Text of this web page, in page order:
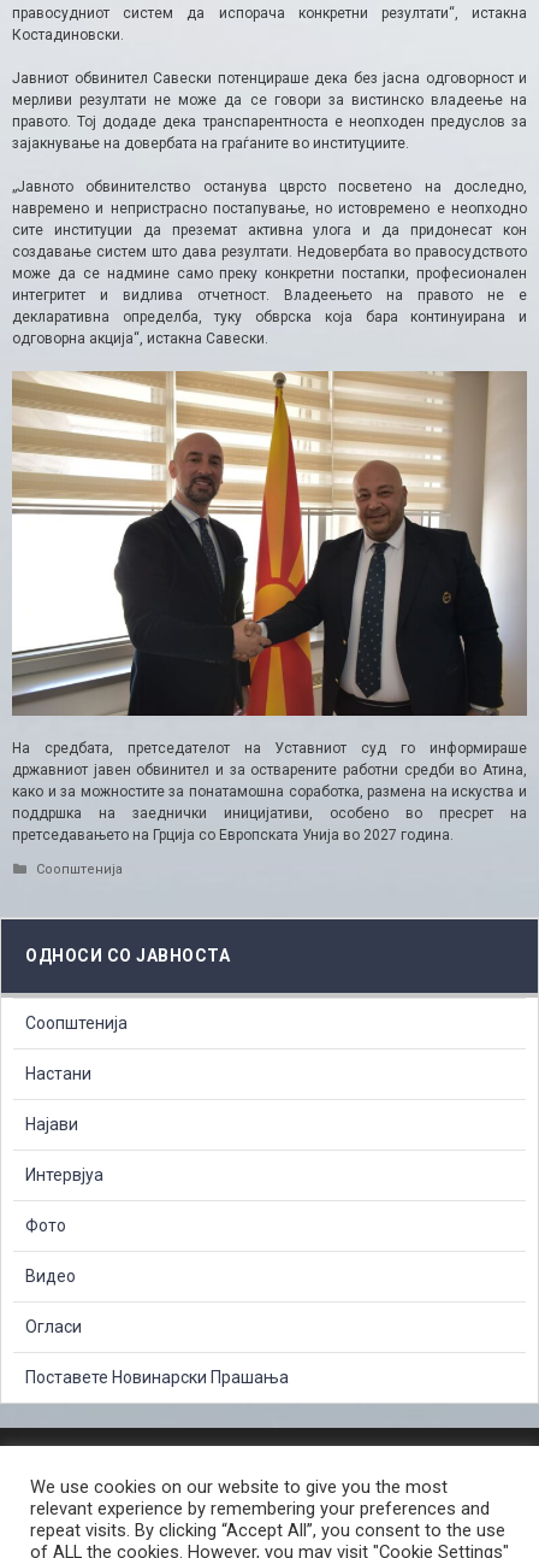
правосудниот систем да испорача конкретни резултати“, истакна
Костадиновски.
Јавниот обвинител Савески потенцираше дека без јасна одговорност и
мерливи резултати не може да се говори за вистинско владеење на
правото. Тој додаде дека транспарентноста е неопходен предуслов за
зајакнување на довербата на граѓаните во институциите.
„Јавното обвинителство останува цврсто посветено на доследно,
навремено и непристрасно постапување, но истовремено е неопходно
сите институции да преземат активна улога и да придонесат кон
создавање систем што дава резултати. Недовербата во правосудството
може да се надмине само преку конкретни постапки, професионален
интегритет и видлива отчетност. Владеењето на правото не е
декларативна определба, туку обврска која бара континуирана и
одговорна акција“, истакна Савески.
На средбата, претседателот на Уставниот суд го информираше
државниот јавен обвинител и за остварените работни средби во Атина,
како и за можностите за понатамошна соработка, размена на искуства и
поддршка на заеднички иницијативи, особено во пресрет на
претседавањето на Грција со Европската Унија во 2027 година.
Categories
Соопштенија
ОДНОСИ СО ЈАВНОСТА
Соопштенија
Настани
Најави
Интервјуа
Фото
Видео
Огласи
Поставете Новинарски Прашања
СЛОБОДЕН ПРИСТАП ДО ИНФОРМАЦИИ ОД ЈАВЕН КАРАКТЕР
ПОСТАПКА ЗА ПРИЈАВА НА КРИВИЧНО ДЕЛО
КОРИСНИ ЛИНКОВИ
We use cookies on our website to give you the most
relevant experience by remembering your preferences and
repeat visits. By clicking “Accept All”, you consent to the use
of ALL the cookies. However, you may visit "Cookie Settings"